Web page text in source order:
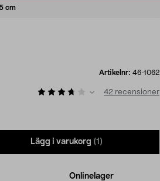
cm
Artikelnr: 46-1062
42 recensioner
Lägg i varukorg (1)
Onlinelager